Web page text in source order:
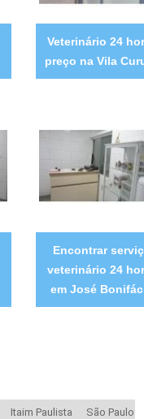
Veterinário 24
preço na Vila
Encontrar
veterinário 24
em José
Itaim Paulista São Paulo